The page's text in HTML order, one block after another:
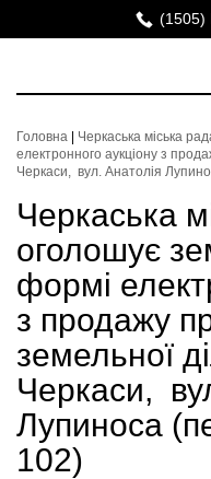
(1505)
Головна
Черкаська міська
електронного аукціону з
Черкаси, вул. Анатолія
Черкаська
оголошує
формі
з продажу
земельної
Черкаси,
Лупиноса
102)